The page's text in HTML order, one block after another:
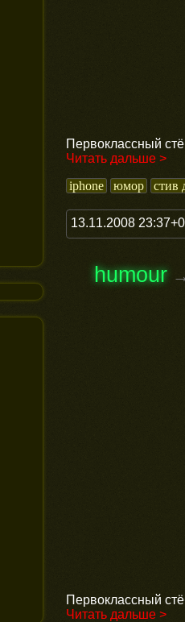
Первоклассный
Читать дальше >
iphone
юмор стив
13.11.2008
humour
Первоклассный
Читать дальше >